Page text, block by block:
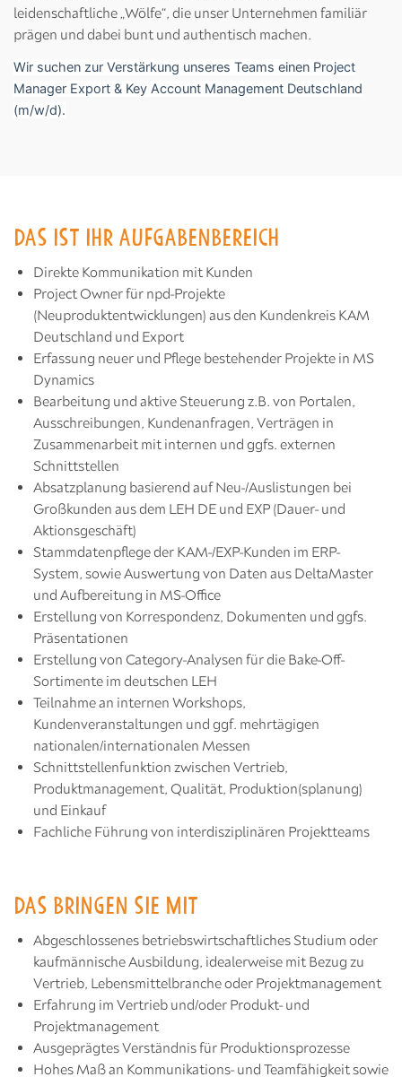
leidenschaftliche „Wölfe“, die unser Unternehmen familiär
prägen und dabei bunt und authentisch machen.
Wir suchen zur Verstärkung unseres Teams einen Project
Manager Export & Key Account Management Deutschland
(m/w/d).
DAS IST IHR AUFGABENBEREICH
Direkte Kommunikation mit Kunden
Project Owner für npd-Projekte
(Neuproduktentwicklungen) aus den Kundenkreis KAM
Deutschland und Export
Erfassung neuer und Pflege bestehender Projekte in MS
Dynamics
Bearbeitung und aktive Steuerung z.B. von Portalen,
Ausschreibungen, Kundenanfragen, Verträgen in
Zusammenarbeit mit internen und ggfs. externen
Schnittstellen
Absatzplanung basierend auf Neu-/Auslistungen bei
Großkunden aus dem LEH DE und EXP (Dauer- und
Aktionsgeschäft)
Stammdatenpflege der KAM-/EXP-Kunden im ERP-
System, sowie Auswertung von Daten aus DeltaMaster
und Aufbereitung in MS-Office
Erstellung von Korrespondenz, Dokumenten und ggfs.
Präsentationen
Erstellung von Category-Analysen für die Bake-Off-
Sortimente im deutschen LEH
Teilnahme an internen Workshops,
Kundenveranstaltungen und ggf. mehrtägigen
nationalen/internationalen Messen
Schnittstellenfunktion zwischen Vertrieb,
Produktmanagement, Qualität, Produktion(splanung)
und Einkauf
Fachliche Führung von interdisziplinären Projektteams
DAS BRINGEN SIE MIT
Abgeschlossenes betriebswirtschaftliches Studium oder
kaufmännische Ausbildung, idealerweise mit Bezug zu
Vertrieb, Lebensmittelbranche oder Projektmanagement
Erfahrung im Vertrieb und/oder Produkt- und
Projektmanagement
Ausgeprägtes Verständnis für Produktionsprozesse
Hohes Maß an Kommunikations- und Teamfähigkeit sowie